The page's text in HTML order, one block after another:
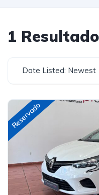
1 Resultado
Date Listed: Newest
Reservado